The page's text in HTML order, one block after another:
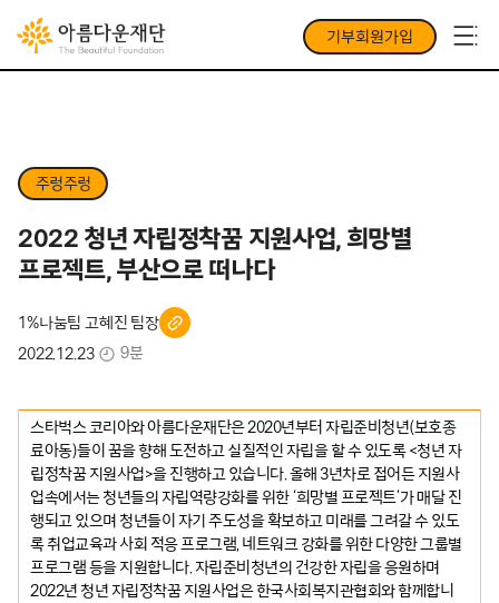
기부회원가입
주렁주렁
2022 청년 자립정착꿈 지원사업, 희망별
프로젝트, 부산으로 떠나다
1%나눔팀 고혜진 팀장
2022.12.23
9분
스타벅스 코리아와 아름다운재단은 2020년부터 자립준비청년(보호종
료아동)들이 꿈을 향해 도전하고 실질적인 자립을 할 수 있도록 <청년 자
립정착꿈 지원사업>을 진행하고 있습니다. 올해 3년차로 접어든 지원사
업속에서는 청년들의 자립역량강화를 위한 ‘희망별 프로젝트’가 매달 진
행되고 있으며 청년들이 자기 주도성을 확보하고 미래를 그려갈 수 있도
록 취업교육과 사회 적응 프로그램, 네트워크 강화를 위한 다양한 그룹별
프로그램 등을 지원합니다. 자립준비청년의 건강한 자립을 응원하며
2022년 청년 자립정착꿈 지원사업은 한국사회복지관협회와 함께합니